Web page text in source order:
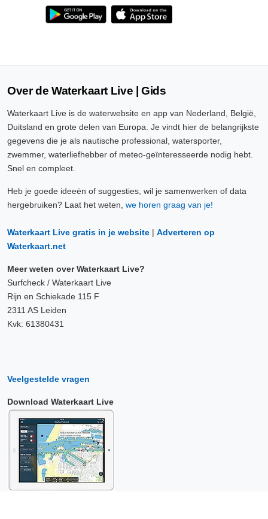
Over de Waterkaart Live | Gids
Waterkaart Live is de waterwebsite en app van Nederland, België,
Duitsland en grote delen van Europa. Je vindt hier de belangrijkste
gegevens die je als nautische professional, watersporter,
zwemmer, waterliefhebber of meteo-geïnteresseerde nodig hebt.
Snel en compleet.
Heb je goede ideeën of suggesties, wil je samenwerken of data
hergebruiken? Laat het weten, we horen graag van je!
Waterkaart Live gratis in je website | Adverteren op
Waterkaart.net
Meer weten over Waterkaart Live?
Surfcheck / Waterkaart Live
Rijn en Schiekade 115 F
2311 AS Leiden
Kvk: 61380431
Veelgestelde vragen
Download Waterkaart Live